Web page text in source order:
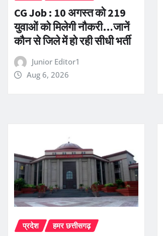
CG Job : 10 अगस्त को 219
युवाओं को मिलेगी नौकरी…जानें
कौन से जिले में हो रही सीधी भर्ती
Junior Editor1
Aug 6, 2026
प्रदेश हमर छत्तीसगढ़